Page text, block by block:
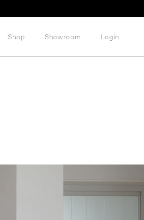
Shop Showroom Login